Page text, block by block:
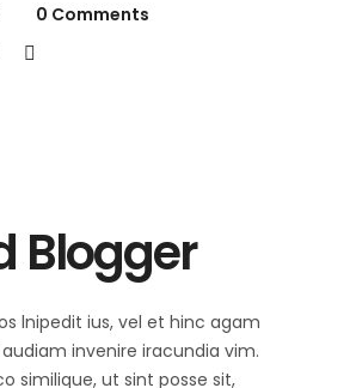
0 Comments
Blogger
lnipedit ius, vel et hinc agam
invenire iracundia vim.
similique, ut sint posse sit,